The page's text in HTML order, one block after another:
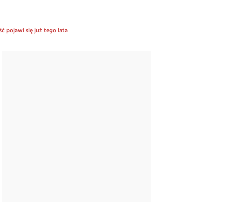
pojawi się już tego lata